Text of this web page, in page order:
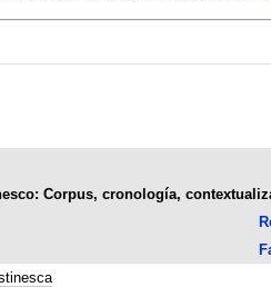
Corpus, cronología,